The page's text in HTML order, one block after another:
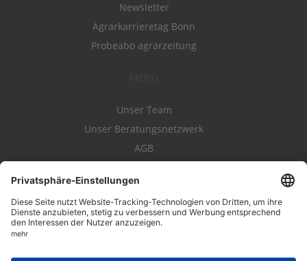
Newsletter
Agrarkarrieretag Bonn
Probeabo agrarzeitung
Unser Team
Unser Beratungsnetzwerk
AGB
Datenschutz
Impressum
Kontakt